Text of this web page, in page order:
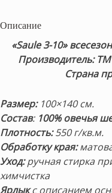
Описание
«Saule 3-10»
Производитель: ТМ
Страна
Размер: 100×140 см.
Состав:100% овечья
Плотность:550 г/кв.м.
Обработку края:
Уход:ручная стирка
химчистка
Ярлыкс описанием